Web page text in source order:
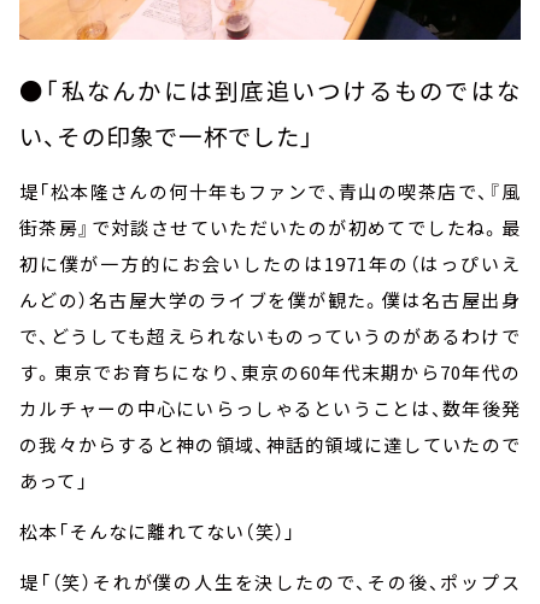
●「私なんかには到底追いつけるものではな
い、その印象で一杯でした」
堤「松本隆さんの何十年もファンで、青山の喫茶店で、『風
街茶房』で対談させていただいたのが初めてでしたね。最
初に僕が一方的にお会いしたのは1971年の（はっぴいえ
んどの）名古屋大学のライブを僕が観た。僕は名古屋出身
で、どうしても超えられないものっていうのがあるわけで
す。東京でお育ちになり、東京の60年代末期から70年代の
カルチャーの中心にいらっしゃるということは、数年後発
の我々からすると神の領域、神話的領域に達していたので
あって」
松本「そんなに離れてない（笑）」
堤「（笑）それが僕の人生を決したので、その後、ポップス